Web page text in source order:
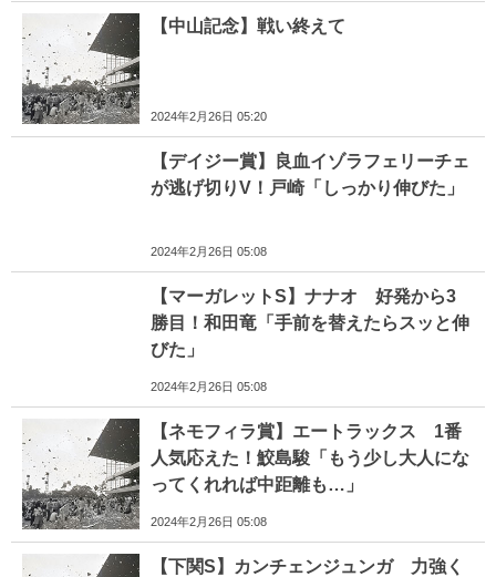
【中山記念】戦い終えて
2024年2月26日 05:20
【デイジー賞】良血イゾラフェリーチェ
が逃げ切りV！戸崎「しっかり伸びた」
2024年2月26日 05:08
【マーガレットS】ナナオ 好発から3
勝目！和田竜「手前を替えたらスッと伸
びた」
2024年2月26日 05:08
【ネモフィラ賞】エートラックス 1番
人気応えた！鮫島駿「もう少し大人にな
ってくれれば中距離も…」
2024年2月26日 05:08
【下関S】カンチェンジュンガ 力強く